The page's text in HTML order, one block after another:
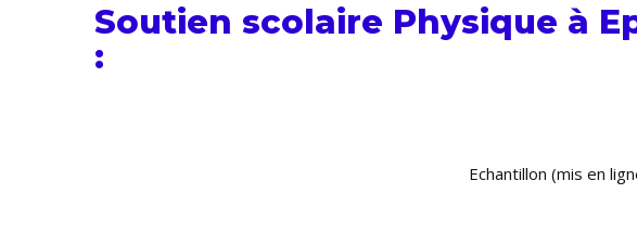
Soutien scolaire Physique à
:
Echantillon (mis en